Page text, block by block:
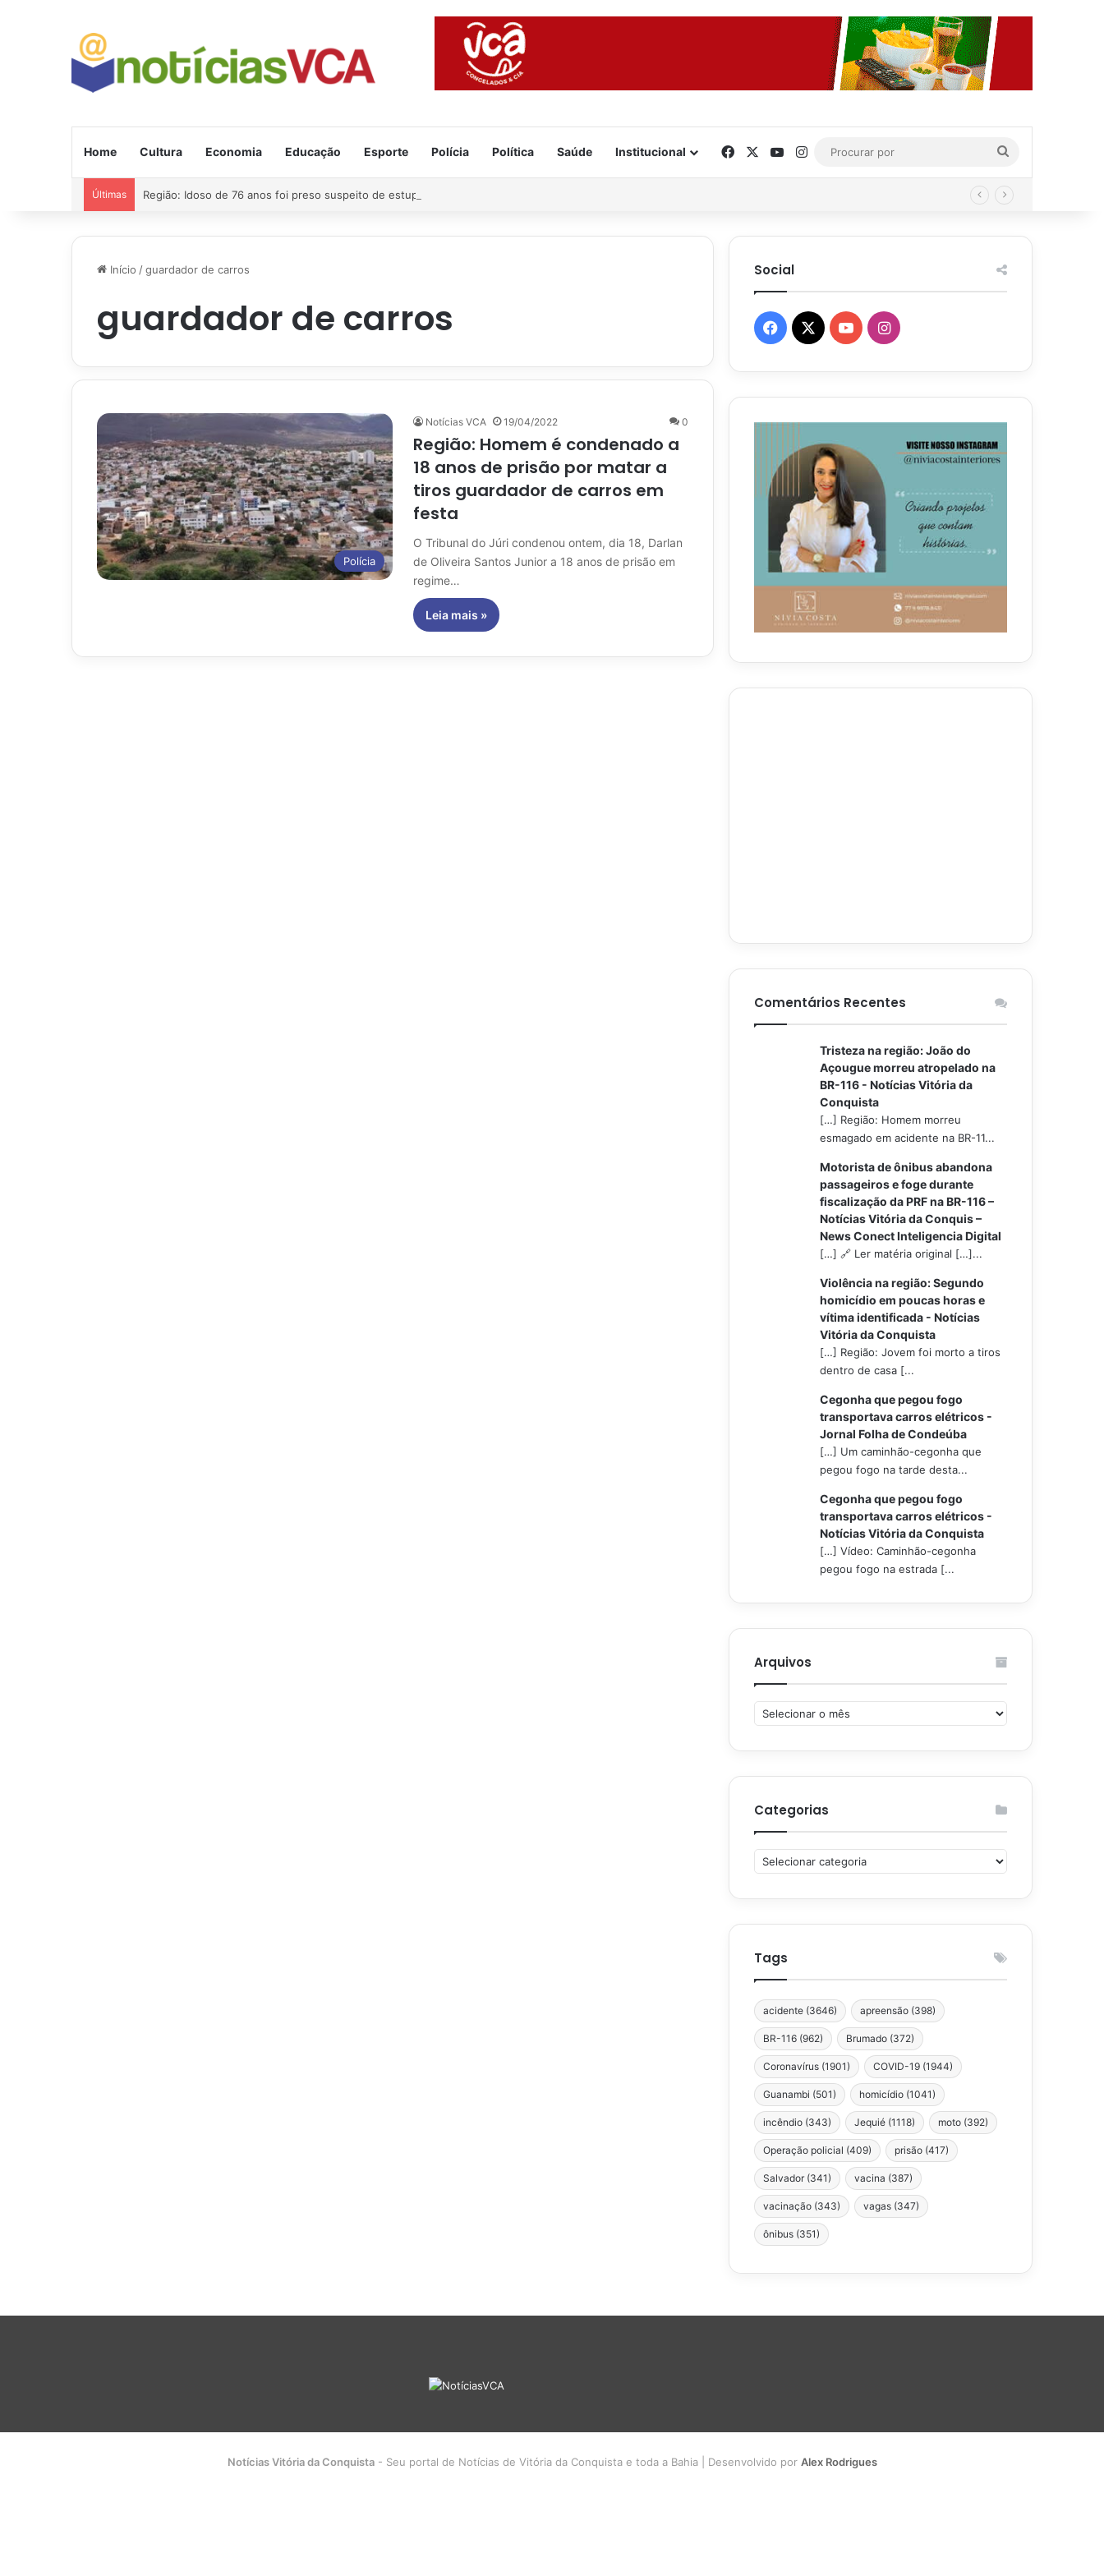
Home Cultura Economia Educação Esporte Polícia Política Saúde Institucional FacebookYouTube
Instagram
por
Últimas Região: Idoso de 76 anos foi preso suspeito de estuprar criança de 11 anos
Início /guardador de carros
guardador de carros
Polícia
Notícias VCA 19/04/2022 0
Região: Homem é condenado a
18 anos de prisão por matar a
tiros guardador de carros em
festa
O Tribunal do Júri condenou ontem, dia 18, Darlan
de Oliveira Santos Junior a 18 anos de prisão em
regime…
Leia mais »
Social
Facebook
X YouTubeInstagram
Comentários Recentes
Tristeza na região: João do
Açougue morreu atropelado na
BR-116 - Notícias Vitória da
Conquista
[…] Região: Homem morreu
esmagado em acidente na BR-11...
Motorista de ônibus abandona
passageiros e foge durante
fiscalização da PRF na BR-116 –
Notícias Vitória da Conquis –
News Conect Inteligencia Digital
[…] 🔗 Ler matéria original […]...
Violência na região: Segundo
homicídio em poucas horas e
vítima identificada - Notícias
Vitória da Conquista
[…] Região: Jovem foi morto a tiros
dentro de casa [...
Cegonha que pegou fogo
transportava carros elétricos -
Jornal Folha de Condeúba
[…] Um caminhão-cegonha que
pegou fogo na tarde desta...
Cegonha que pegou fogo
transportava carros elétricos -
Notícias Vitória da Conquista
[…] Vídeo: Caminhão-cegonha
pegou fogo na estrada [...
Arquivos
Arquivos
Categorias
Categorias
Tags
acidente (3646) apreensão (398)
BR-116 (962) Brumado (372)
Coronavírus (1901) COVID-19 (1944)
Guanambi (501) homicídio (1041)
incêndio (343) Jequié (1118) moto (392)
Operação policial (409) prisão (417)
Salvador (341) vacina (387)
vacinação (343) vagas (347)
ônibus (351)
Notícias Vitória da Conquista- Seu portal de Notícias de Vitória da Conquista e toda a Bahia | Desenvolvido por Alex Rodrigues